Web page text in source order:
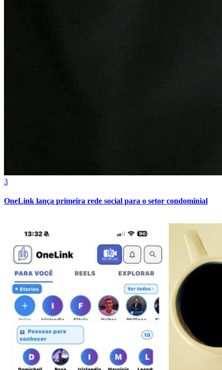
Atlético-MG
3
OneLink lança primeira rede social para o setor condominial